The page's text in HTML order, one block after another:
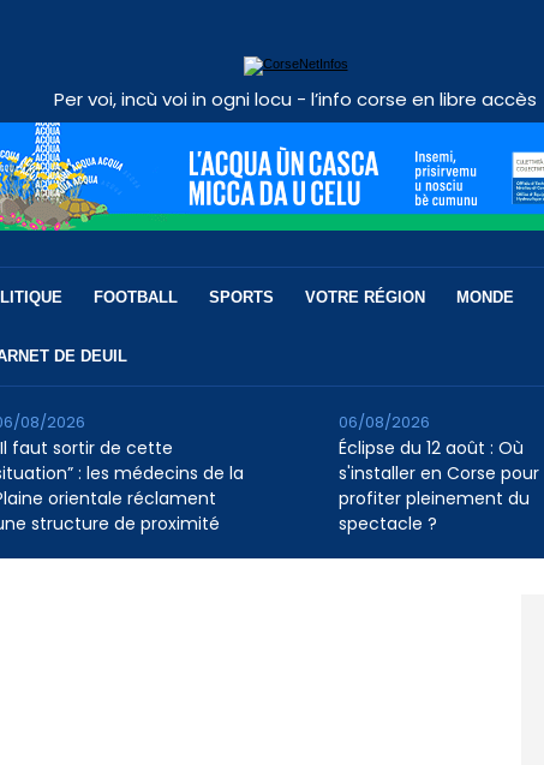
Per voi, incù voi in ogni locu - l’info corse en libre accès
FOOTBALL SPORTS VOTRE RÉGION MONDE
DE DEUIL
faut sortir de cette
: les médecins de la
orientale réclament
structure de proximité
08/2026
Éclipse du 12 août : Où
s'installer en Corse pour
profiter pleinement du
spectacle ?
06/08/2026